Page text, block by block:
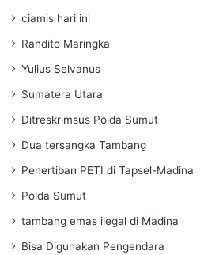
ciamis hari ini
Randito Maringka
Yulius Selvanus
Sumatera Utara
Ditreskrimsus Polda Sumut
Dua tersangka Tambang
Penertiban PETI di Tapsel-Madina
Polda Sumut
tambang emas ilegal di Madina
Bisa Digunakan Pengendara